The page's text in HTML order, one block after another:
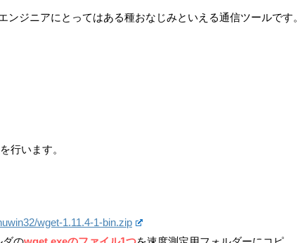
ンジニアにとってはある種おなじみといえる通信ツールです。
を行います。
wget-1.11.4-1-bin.zip